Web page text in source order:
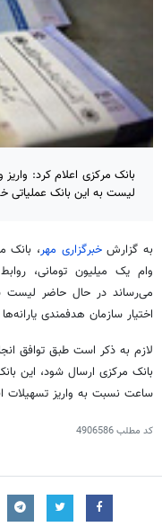
لیست به این بانک عملیاتی
به گزارشخبرگزاری مهر، بانک
وام یک میلیون تومانی،
می‌رساند در حال حاضر لیست
اختیار سازمان هدفمندی
لازم به ذکر است طبق توافق
ساعت نسبت به واریز تسهیلات
کد مطلب4906586